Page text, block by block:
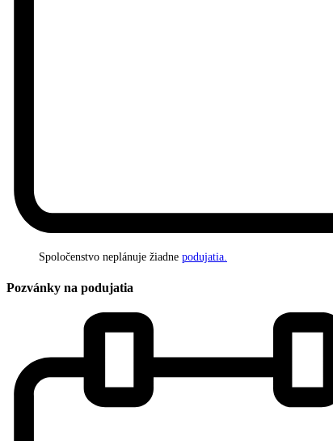
Spoločenstvo neplánuje žiadne podujatia.
Pozvánky na podujatia